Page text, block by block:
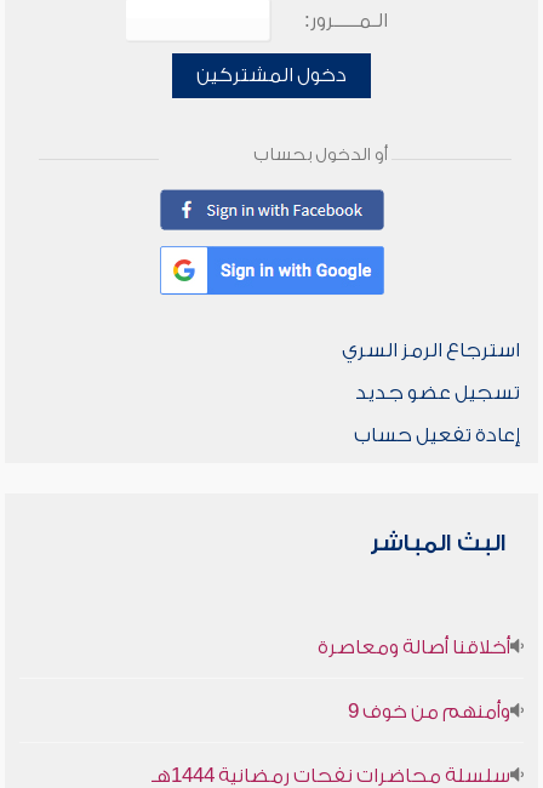
الـمـــــرور:
دخول المشتركين
أو الدخول بحساب
استرجاع الرمز السري
تسجيل عضو جديد
إعادة تفعيل حساب
البث المباشر
أخلاقنا أصالة ومعاصرة
وأمنهم من خوف 9
سلسلة محاضرات نفحات رمضانية 1444هـ